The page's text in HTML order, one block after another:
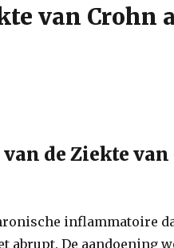
van Crohn
de Ziekte
inflammatoire
abrupt. De aandoening